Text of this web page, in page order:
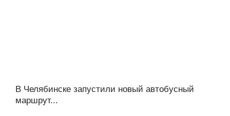
В Челябинске запустили новый автобусный
маршрут...